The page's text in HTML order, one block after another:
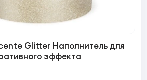
Glitter Наполнитель для
эффекта